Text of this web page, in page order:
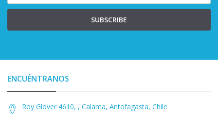
SUBSCRIBE
ENCUÉNTRANOS
Roy Glover 4610, , Calama, Antofagasta, Chile